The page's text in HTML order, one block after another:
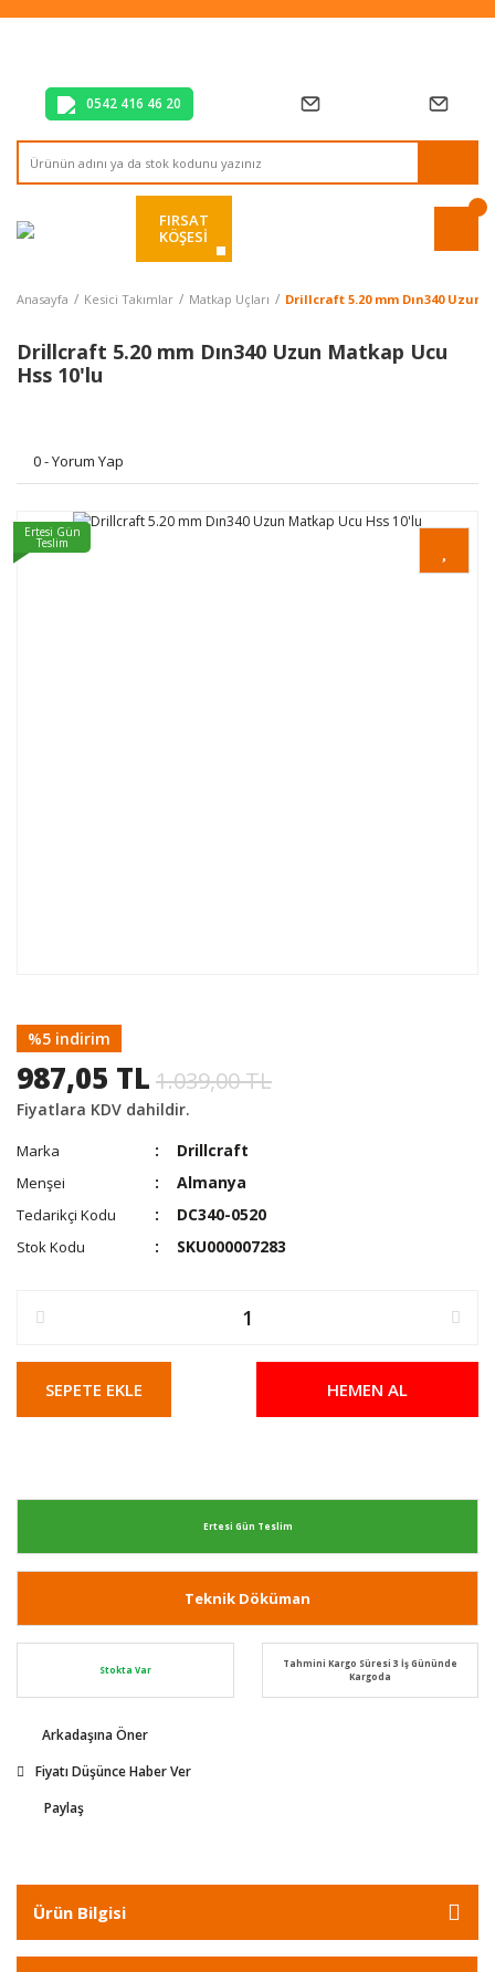
Tüm Alışverişlerde Vade Farksız 2 Taksit!
0542 416 46 20
FIRSAT
KÖŞESİ
Anasayfa Kesici Takımlar Matkap Uçları Drillcraft 5.20 mm Dın340 Uzun
Drillcraft 5.20 mm Dın340 Uzun Matkap Ucu
Hss 10'lu
0 - Yorum Yap
Ertesi Gün
Teslim
%5 indirim
987,05 TL 1.039,00 TL
Fiyatlara KDV dahildir.
Marka Drillcraft
Menşei Almanya
Tedarikçi Kodu DC340-0520
Stok Kodu SKU000007283
SEPETE EKLE HEMEN AL
Ertesi Gün Teslim
Teknik Döküman
Stokta Var
Tahmini Kargo Süresi 3 İş Gününde
Kargoda
Arkadaşına Öner
Fiyatı Düşünce Haber Ver
Paylaş
Ürün Bilgisi